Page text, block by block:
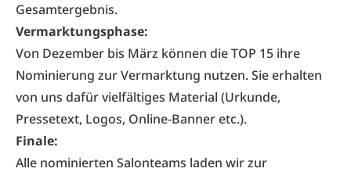
Gesamtergebnis.
Vermarktungsphase:
Von Dezember bis März können die TOP 15 ihre
Nominierung zur Vermarktung nutzen. Sie erhalten
von uns dafür vielfältiges Material (Urkunde,
Pressetext, Logos, Online-Banner etc.).
Finale:
Alle nominierten Salonteams laden wir zur